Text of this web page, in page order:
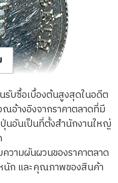
Coin 1/4oz
รับซื้อเบื้องต้นสูงสุดในอดีต
อ้างอิงจากราคาตลาดที่มี
นอันเป็นที่ตั้งสำนักงานใหญ่
วามผันผวนของราคาตลาด
นัก และคุณภาพของสินค้า